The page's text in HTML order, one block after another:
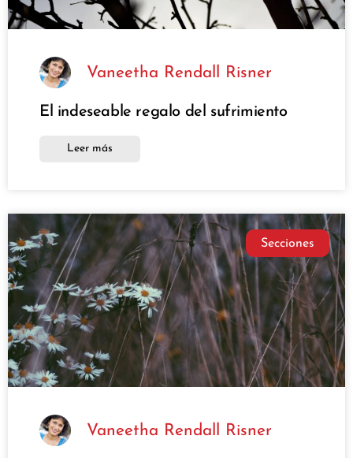
Vaneetha Rendall Risner
El indeseable regalo del sufrimiento
Leer más
Secciones
Vaneetha Rendall Risner